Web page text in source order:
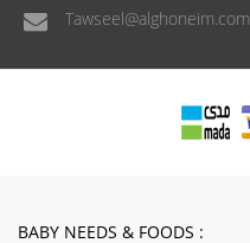
Tawseel@alghoneim.com
BABY NEEDS & FOODS :